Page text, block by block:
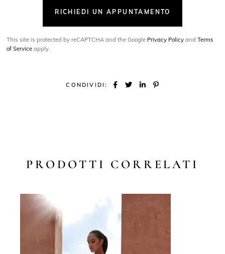
RICHIEDI UN APPUNTAMENTO
This site is protected by reCAPTCHA and the Google Privacy Policy andTerms
of Service apply.
CONDIVIDI:
PRODOTTI CORRELATI